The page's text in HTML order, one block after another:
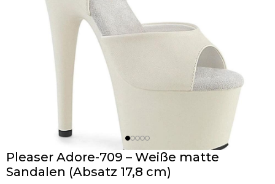
Pleaser Adore-709 – Weiße matte
Sandalen (Absatz 17,8 cm)